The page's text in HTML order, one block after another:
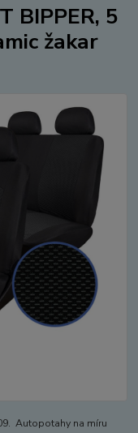
BIPPER, 5
žakar
Autopotahy na míru